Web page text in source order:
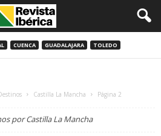
CUENCA GUADALAJARA TOLEDO
Castilla La Mancha Página 2
por Castilla La Mancha